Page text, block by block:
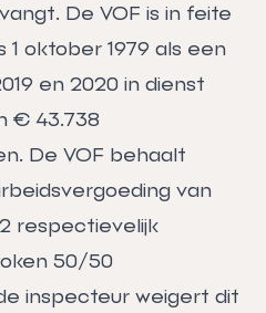
De VOF is in feite
oktober 1979 als een
en 2020 in dienst
€ 43.738
De VOF behaalt
van
respectievelijk
50/50
inspecteur weigert dit